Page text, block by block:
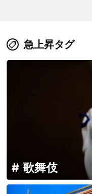
急上昇タグ
歌舞伎